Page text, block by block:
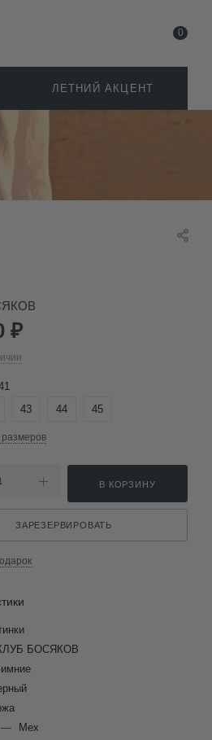
0
ЛЕТНИЙ АКЦЕНТ
₽
43 44 45
В КОРЗИНУ
ЗАРЕЗЕРВИРОВАТЬ
БОСЯКОВ
—
Мех